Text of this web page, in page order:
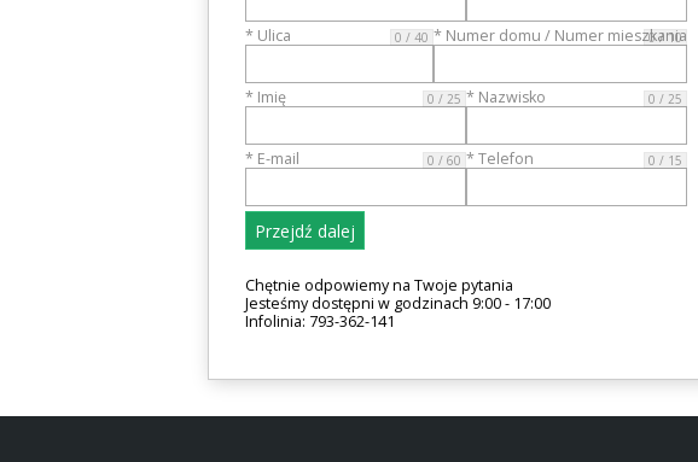
* Ulica 0 / 40 * Numer domu / Numer mieszkania
0 / 10
* Imię 0 / 25 * Nazwisko 0 / 25
* E-mail 0 / 60 * Telefon 0 / 15
Przejdź dalej
Chętnie odpowiemy na Twoje pytania
Jesteśmy dostępni w godzinach 9:00 - 17:00
Infolinia: 793-362-141